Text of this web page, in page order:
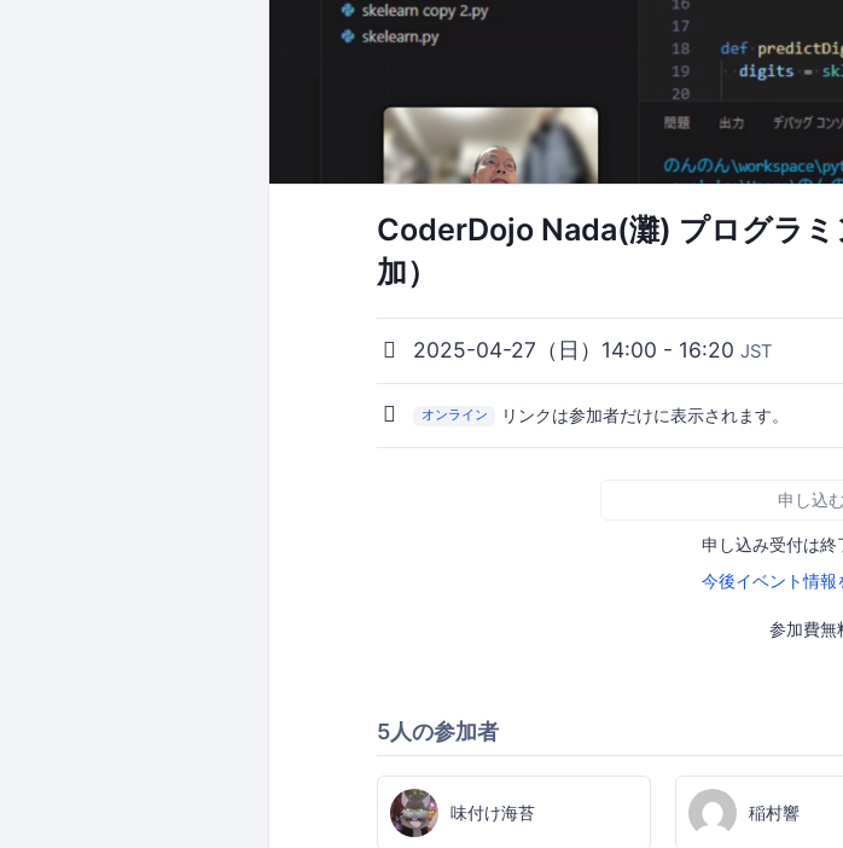
CoderDojo Nada(灘) プログラ
加）
2025-04-27（日）14:00 - 16:20 JST
オンライン リンクは参加者だけに表示されます。
申し込む
申し込み受付は終
今後イベント情報
参加費無
5人の参加者
味付け海苔 稲村響